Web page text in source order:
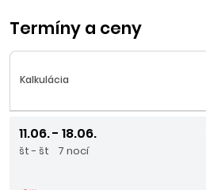
Termíny a ceny
Kalkulácia
11.06. - 18.06.
št - št 7 nocí